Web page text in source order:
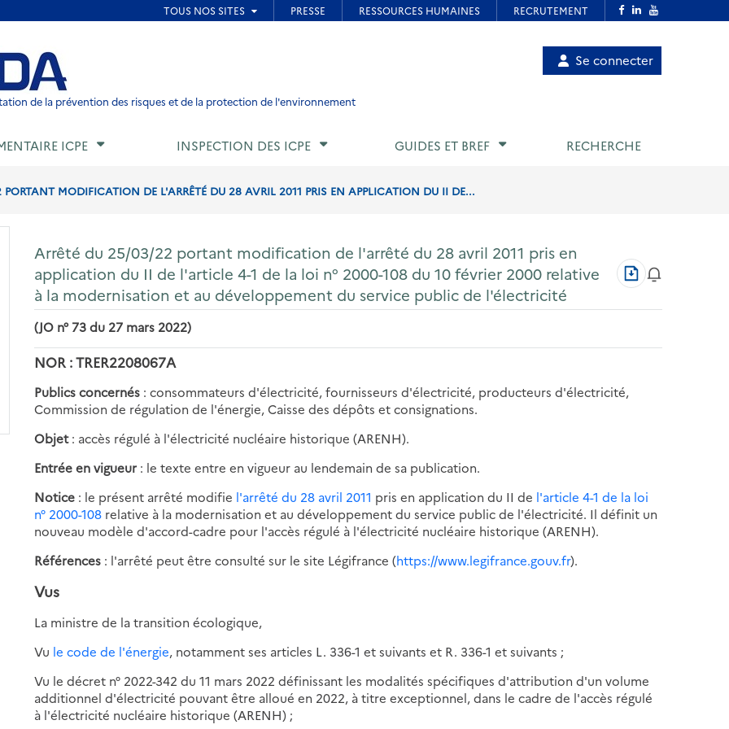
de page
de la prévention des risques et de la protection de l'environnement
Menu
utilisateur
Se connecter
ICPE INSPECTION DES ICPE GUIDES ET BREF RECHERCHE
MODIFICATION DE L'ARRÊTÉ DU 28 AVRIL 2011 PRIS EN APPLICATION DU II DE...
Arrêté du 25/03/22 portant modification de l'arrêté du 28 avril 2011 pris en
application du II de l'article 4-1 de la loi n° 2000-108 du 10 février 2000 relative
à la modernisation et au développement du service public de l'électricité
Télécharger
au
(JO n° 73 du 27 mars 2022)
NOR : TRER2208067A
Publics concernés : consommateurs d'électricité, fournisseurs d'électricité, producteurs d'électricité,
Commission de régulation de l'énergie, Caisse des dépôts et consignations.
Objet: accès régulé à l'électricité nucléaire historique (ARENH).
Entrée en vigueur : le texte entre en vigueur au lendemain de sa publication.
Notice : le présent arrêté modifie l'arrêté du 28 avril 2011 pris en application du II de l'article 4-1 de la loi
n° 2000-108 relative à la modernisation et au développement du service public de l'électricité. Il définit un
nouveau modèle d'accord-cadre pour l'accès régulé à l'électricité nucléaire historique (ARENH).
Références : l'arrêté peut être consulté sur le site Légifrance (https://www.legifrance.gouv.fr).
Vus
La ministre de la transition écologique,
Vu le code de l'énergie, notamment ses articles L. 336-1 et suivants et R. 336-1 et suivants ;
Vu le décret n° 2022-342 du 11 mars 2022 définissant les modalités spécifiques d'attribution d'un volume
additionnel d'électricité pouvant être alloué en 2022, à titre exceptionnel, dans le cadre de l'accès régulé
à l'électricité nucléaire historique (ARENH) ;